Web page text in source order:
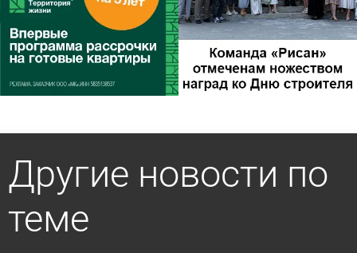
Другие новости по
теме